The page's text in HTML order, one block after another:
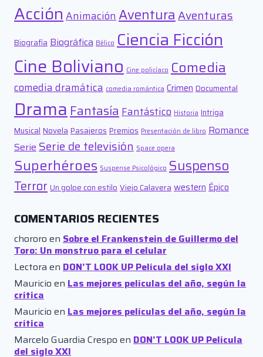
AcciónAnimación Aventura Aventuras
Biografía Biográfica Bélico Ciencia Ficción
Cine Boliviano Cine policíaco Comedia
comedia dramática comedia romántica Crimen Documental
DramaFantasía Fantástico Historia Intriga
Musical Novela Pasajeros Premios Presentación de libro Romance
Serie Serie de televisión Space opera
Superhéroes Suspense Psicológico Suspenso
Terror Un golpe con estilo Viejo Calavera western Épico
COMENTARIOS RECIENTES
chororo en Sobre el Frankenstein de Guillermo del
Toro: Un monstruo para el celular
Lectora en DON’T LOOK UP Película del siglo XXI
Mauricio en Las mejores películas del año, según la
crítica
Mauricio en Las mejores películas del año, según la
crítica
Marcelo Guardia Crespo en DON’T LOOK UP Película
del siglo XXI